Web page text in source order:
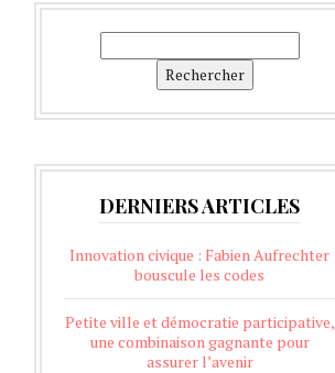
Rechercher
DERNIERS ARTICLES
Innovation civique : Fabien Aufrechter
bouscule les codes
Petite ville et démocratie participative,
une combinaison gagnante pour
assurer l’avenir